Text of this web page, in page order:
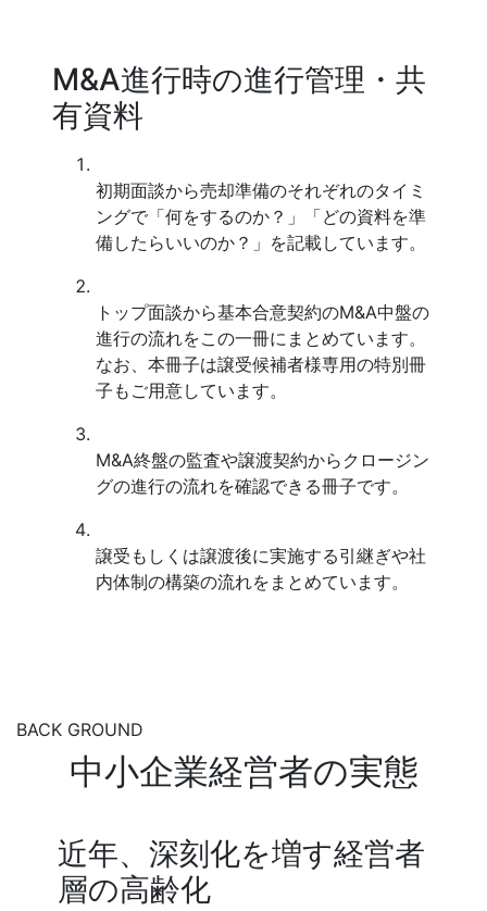
M&A進行時の進行管理・共
有資料
初期面談から売却準備のそれぞれのタイミ
ングで「何をするのか？」「どの資料を準
備したらいいのか？」を記載しています。
トップ面談から基本合意契約のM&A中盤の
進行の流れをこの一冊にまとめています。
なお、本冊子は譲受候補者様専用の特別冊
子もご用意しています。
M&A終盤の監査や譲渡契約からクロージン
グの進行の流れを確認できる冊子です。
譲受もしくは譲渡後に実施する引継ぎや社
内体制の構築の流れをまとめています。
BACK GROUND
中小企業経営者の実態
近年、深刻化を増す経営者
層の高齢化